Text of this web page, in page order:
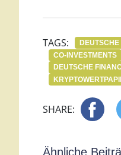
TAGS:
CO-INVESTMENTS
DEUTSCHE
SHARE:
Ähnliche